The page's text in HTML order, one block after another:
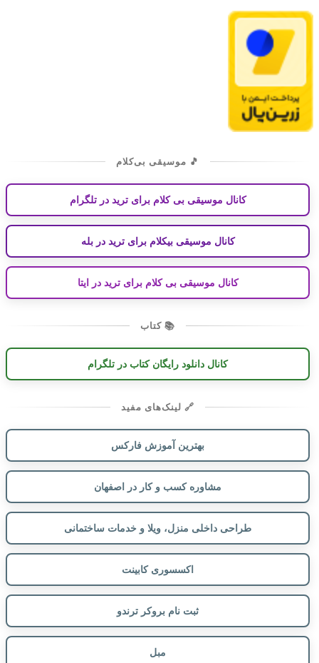
🎵 موسیقی بی‌کلام
کانال موسیقی بی کلام برای ترید در تلگرام
کانال موسیقی بیکلام برای ترید در بله
کانال موسیقی بی کلام برای ترید در ایتا
📚 کتاب
کانال دانلود رایگان کتاب در تلگرام
🔗 لینک‌های مفید
بهترین آموزش فارکس
مشاوره کسب و کار در اصفهان
طراحی داخلی منزل، ویلا و خدمات ساختمانی
اکسسوری کابینت
ثبت نام بروکر ترندو
مبل